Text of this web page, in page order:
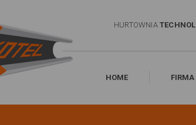
HURTOWNIA
HOME FIRMA